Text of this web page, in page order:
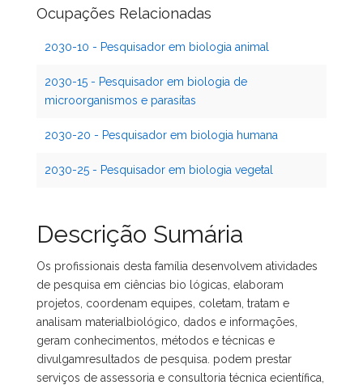
Ocupações Relacionadas
2030-10 - Pesquisador em biologia animal
2030-15 - Pesquisador em biologia de
microorganismos e parasitas
2030-20 - Pesquisador em biologia humana
2030-25 - Pesquisador em biologia vegetal
Descrição Sumária
Os profissionais desta família desenvolvem atividades
de pesquisa em ciências bio lógicas, elaboram
projetos, coordenam equipes, coletam, tratam e
analisam materialbiológico, dados e informações,
geram conhecimentos, métodos e técnicas e
divulgamresultados de pesquisa. podem prestar
serviços de assessoria e consultoria técnica ecientífica,